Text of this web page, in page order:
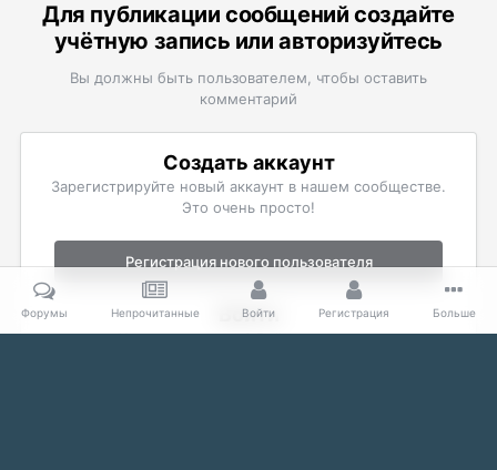
Для публикации сообщений создайте
учётную запись или авторизуйтесь
Вы должны быть пользователем, чтобы оставить
комментарий
Создать аккаунт
Зарегистрируйте новый аккаунт в нашем сообществе.
Это очень просто!
Регистрация нового пользователя
Войти
Уже есть аккаунт? Войти в систему.
Форумы Непрочитанные Войти Регистрация Больше